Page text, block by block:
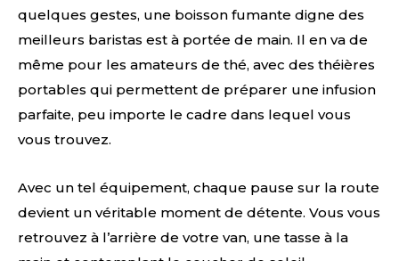
quelques gestes, une boisson fumante digne des
meilleurs baristas est à portée de main. Il en va de
même pour les amateurs de thé, avec des théières
portables qui permettent de préparer une infusion
parfaite, peu importe le cadre dans lequel vous
vous trouvez.
Avec un tel équipement, chaque pause sur la route
devient un véritable moment de détente. Vous vous
retrouvez à l’arrière de votre van, une tasse à la